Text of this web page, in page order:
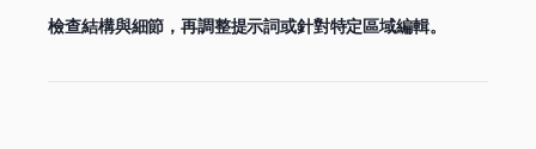
檢查結構與細節，再調整提示詞或針對特定區域編輯。